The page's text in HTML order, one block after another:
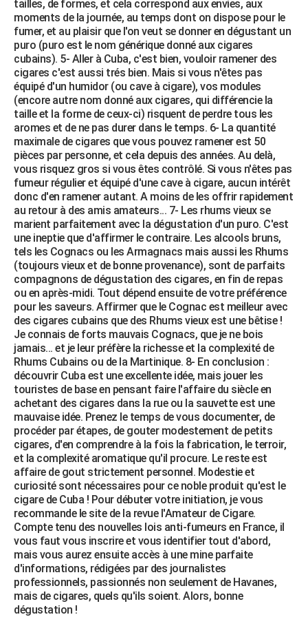
tailles, de formes, et cela correspond aux envies, aux
moments de la journée, au temps dont on dispose pour le
fumer, et au plaisir que l'on veut se donner en dégustant un
puro (puro est le nom générique donné aux cigares
cubains). 5- Aller à Cuba, c'est bien, vouloir ramener des
cigares c'est aussi trés bien. Mais si vous n'êtes pas
équipé d'un humidor (ou cave à cigare), vos modules
(encore autre nom donné aux cigares, qui différencie la
taille et la forme de ceux-ci) risquent de perdre tous les
aromes et de ne pas durer dans le temps. 6- La quantité
maximale de cigares que vous pouvez ramener est 50
pièces par personne, et cela depuis des années. Au delà,
vous risquez gros si vous êtes contrôlé. Si vous n'êtes pas
fumeur régulier et équipé d'une cave à cigare, aucun intérêt
donc d'en ramener autant. A moins de les offrir rapidement
au retour à des amis amateurs... 7- Les rhums vieux se
marient parfaitement avec la dégustation d'un puro. C'est
une ineptie que d'affirmer le contraire. Les alcools bruns,
tels les Cognacs ou les Armagnacs mais aussi les Rhums
(toujours vieux et de bonne provenance), sont de parfaits
compagnons de dégustation des cigares, en fin de repas
ou en après-midi. Tout dépend ensuite de votre préférence
pour les saveurs. Affirmer que le Cognac est meilleur avec
des cigares cubains que des Rhums vieux est une bêtise !
Je connais de forts mauvais Cognacs, que je ne bois
jamais... et je leur préfère la richesse et la complexité de
Rhums Cubains ou de la Martinique. 8- En conclusion :
découvrir Cuba est une excellente idée, mais jouer les
touristes de base en pensant faire l'affaire du siècle en
achetant des cigares dans la rue ou la sauvette est une
mauvaise idée. Prenez le temps de vous documenter, de
procéder par étapes, de gouter modestement de petits
cigares, d'en comprendre à la fois la fabrication, le terroir,
et la complexité aromatique qu'il procure. Le reste est
affaire de gout strictement personnel. Modestie et
curiosité sont nécessaires pour ce noble produit qu'est le
cigare de Cuba ! Pour débuter votre initiation, je vous
recommande le site de la revue l'Amateur de Cigare.
Compte tenu des nouvelles lois anti-fumeurs en France, il
vous faut vous inscrire et vous identifier tout d'abord,
mais vous aurez ensuite accès à une mine parfaite
d'informations, rédigées par des journalistes
professionnels, passionnés non seulement de Havanes,
mais de cigares, quels qu'ils soient. Alors, bonne
dégustation !